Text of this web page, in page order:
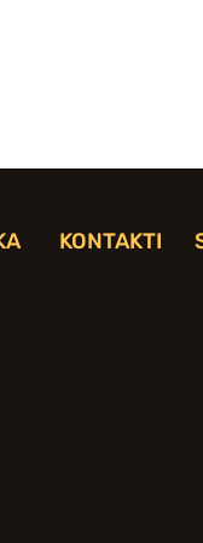
KONTAKTI